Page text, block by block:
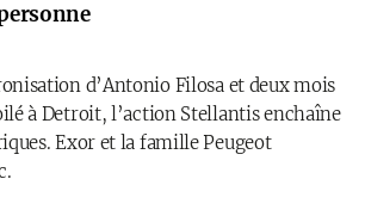
d’Antonio Filosa et deux mois
à Detroit, l’action Stellantis enchaîne
Exor et la famille Peugeot